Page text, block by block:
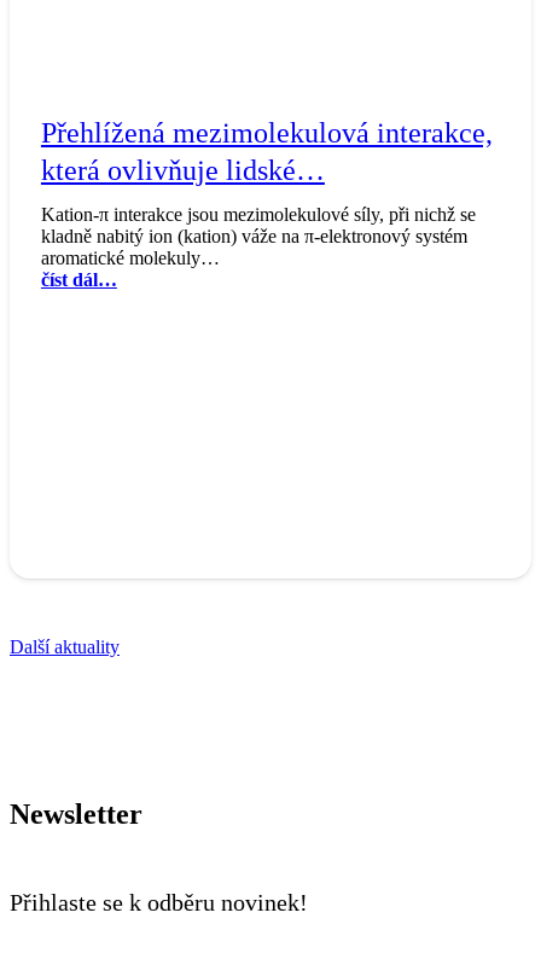
Přehlížená mezimolekulová interakce,
která ovlivňuje lidské…
Kation-π interakce jsou mezimolekulové síly, při nichž se
kladně nabitý ion (kation) váže na π-elektronový systém
aromatické molekuly…
číst dál…
Další aktuality
Newsletter
Přihlaste se k odběru novinek!